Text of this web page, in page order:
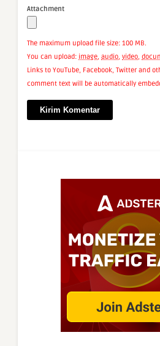
Attachment
The maximum upload file size: 100 MB.
You can upload: image, audio, video,
Links to YouTube, Facebook, Twitter and
comment text will be automatically